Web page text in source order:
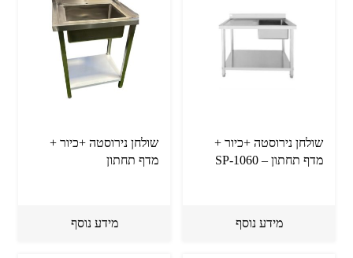
שולחן נירוסטה +כיור +
מדף תחתון – SP-1060
מידע נוסף
שולחן נירוסטה +כיור +
מדף תחתון
מידע נוסף